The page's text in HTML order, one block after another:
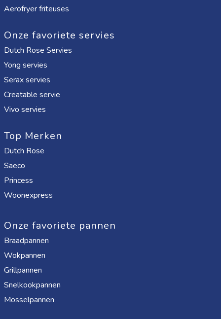
Aerofryer friteuses
Onze favoriete servies
Dutch Rose Servies
Yong servies
Serax servies
Creatable servie
Vivo servies
Top Merken
Dutch Rose
Saeco
Princess
Woonexpress
Onze favoriete pannen
Braadpannen
Wokpannen
Grillpannen
Snelkookpannen
Mosselpannen